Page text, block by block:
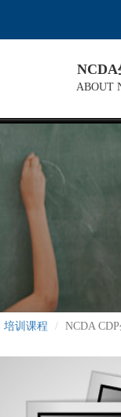
NCDA
ABOUT
培训课程 NCDA